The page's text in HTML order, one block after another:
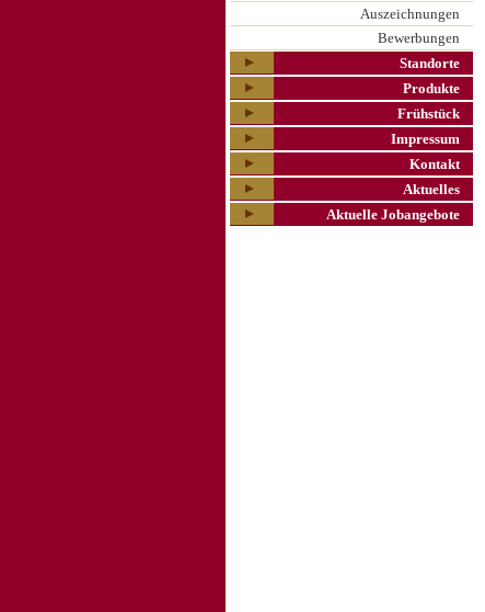
Auszeichnungen
Bewerbungen
Standorte
Produkte
Frühstück
Impressum
Kontakt
Aktuelles
Aktuelle Jobangebote